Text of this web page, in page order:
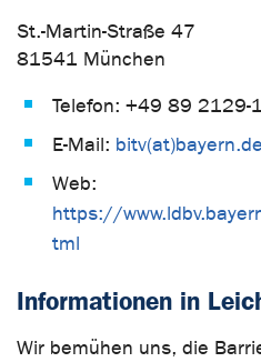
St.-Martin-Straße 47
81541 München
Telefon: +49 89 2129-
E-Mail: bitv(at)bayern.de
Web:
https://
tml
Informationen in
Wir bemühen uns, die